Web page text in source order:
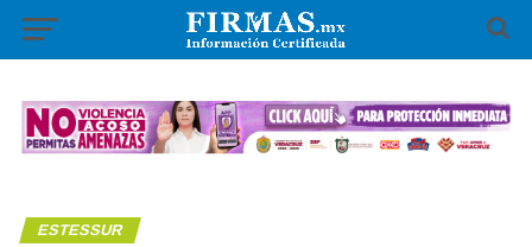
ESTESSUR